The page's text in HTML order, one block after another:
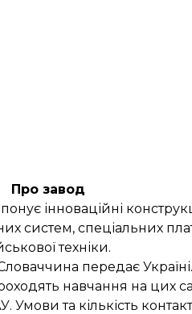
Про завод
інноваційні
систем, спеціальних
техніки.
передає
навчання на цих
та кількість